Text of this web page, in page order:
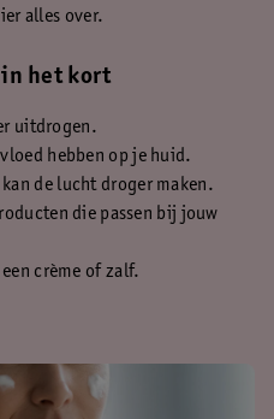
alles over.
in het kort
uitdrogen.
hebben op je huid.
de lucht droger maken.
die passen bij jouw
crème of zalf.